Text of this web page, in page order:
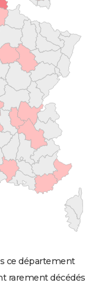
ce département
rarement décédés